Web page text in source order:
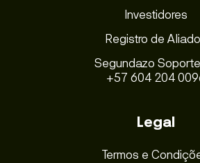
Investidores
Registro de
Segundazo
+57 604 204
Legal
Termos e